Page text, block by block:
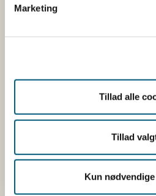
Marketing
Tillad alle
Tillad
Kun
Tlf. 72 2​​​7 69 00
EAN
Onsdag: 9-12
Torsdag: 9-12 og 13-15